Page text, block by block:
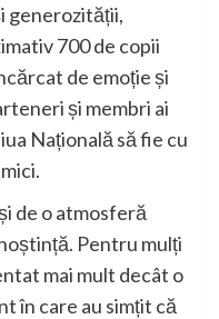
generozității,
700 de copii
de emoție și
și membri ai
Națională să fie cu
de o atmosferă
Pentru mulți
mai mult decât o
în care au simțit că